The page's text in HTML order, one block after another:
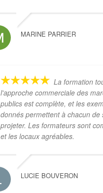
MARINE PARRIER
La formation
l'approche commerciale des
publics est complète, et les
donnés permettent à chacun de
projeter. Les formateurs sont
et les locaux agréables.
LUCIE BOUVERON